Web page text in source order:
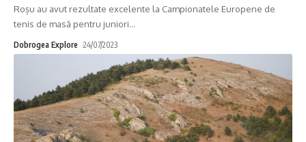
Roșu au avut rezultate excelente la Campionatele Europene de
tenis de masă pentru juniori…
Dobrogea Explore 24/07/2023